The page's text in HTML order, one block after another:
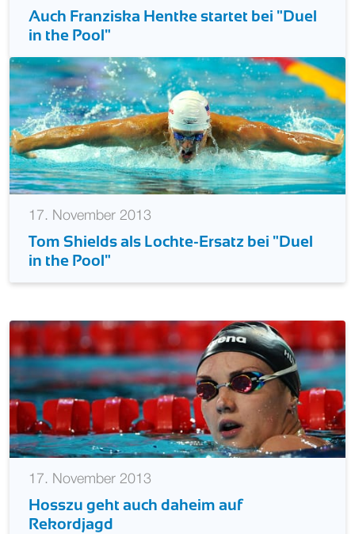
Auch Franziska Hentke startet bei "Duel
in the Pool"
17. November 2013
Tom Shields als Lochte-Ersatz bei "Duel
in the Pool"
17. November 2013
Hosszu geht auch daheim auf
Rekordjagd